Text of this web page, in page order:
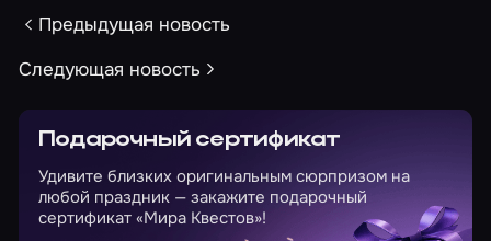
Предыдущая новость
Следующая новость
Подарочный сертификат
Удивите близких оригинальным сюрпризом на
любой праздник — закажите подарочный
сертификат «Мира Квестов»!